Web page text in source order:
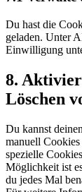
Du hast die
geladen. Unter
Einwilligung
8.
Löschen
Du kannst
manuell
spezielle
Möglichkeit ist
du jedes Mal